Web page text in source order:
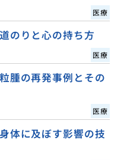
医療
のりと心の持ち方
医療
腫の再発事例とその
医療
体に及ぼす影響の技